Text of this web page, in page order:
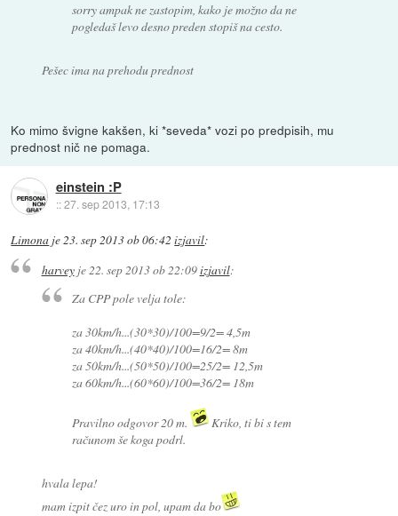
sorry ampak ne zastopim, kako je možno da ne
pogledaš levo desno preden stopiš na cesto.
Pešec ima na prehodu prednost
Ko mimo švigne kakšen, ki *seveda* vozi po predpisih, mu
prednost nič ne pomaga.
einstein :P
::27. sep 2013, 17:13
Limona je23. sep 2013 ob 06:42 izjavil:
harveyje 22. sep 2013 ob 22:09izjavil:
Za CPP pole velja tole:
za 30km/h...(30*30)/100=9/2= 4,5m
za 40km/h...(40*40)/100=16/2= 8m
za 50km/h...(50*50)/100=25/2= 12,5m
za 60km/h...(60*60)/100=36/2= 18m
Pravilno odgovor 20 m.
Kriko, ti bi s tem
računom še koga podrl.
hvala lepa!
mam izpit čez uro in pol, upam da bo